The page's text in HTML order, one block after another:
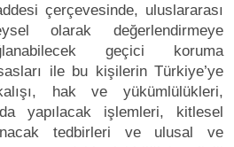
çerçevesinde, uluslararası
olarak değerlendirmeye
geçici koruma
ile bu kişilerin Türkiye’ye
hak ve yükümlülükleri,
yapılacak işlemleri, kitlesel
tedbirleri ve ulusal ve